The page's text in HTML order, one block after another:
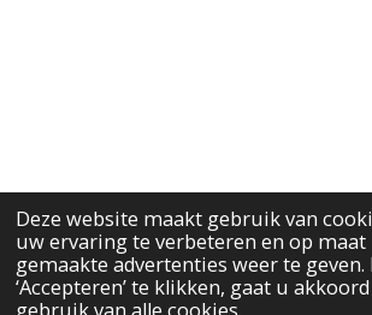
Deze website maakt gebruik van
uw ervaring te verbeteren en op maat
gemaakte advertenties weer te geven.
‘Accepteren’ te klikken, gaat u
F
A